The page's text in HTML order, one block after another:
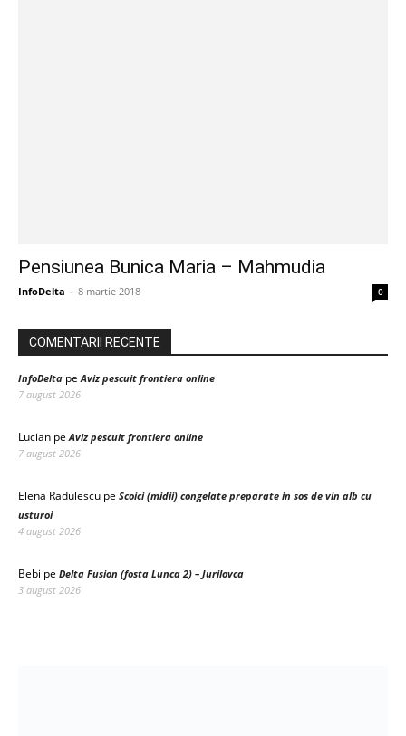
Pensiunea Bunica Maria – Mahmudia
InfoDelta - 8 martie 2018 0
COMENTARII RECENTE
InfoDelta peAviz pescuit frontiera online
7 august 2026
Lucian peAviz pescuit frontiera online
7 august 2026
Elena Radulescu pe Scoici (midii) congelate preparate in sos de vin alb cu
usturoi
4 august 2026
Bebi pe Delta Fusion (fosta Lunca 2) – Jurilovca
3 august 2026